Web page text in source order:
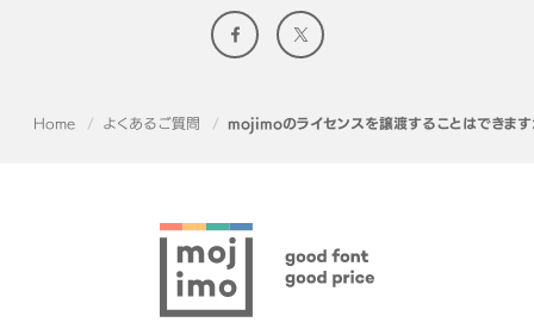
Home よくあるご質問 mojimoのライセンスを譲渡することはできます